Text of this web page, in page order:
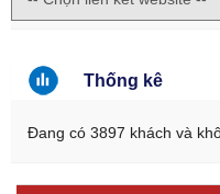
Thống kê
Đang có 3897 khách và